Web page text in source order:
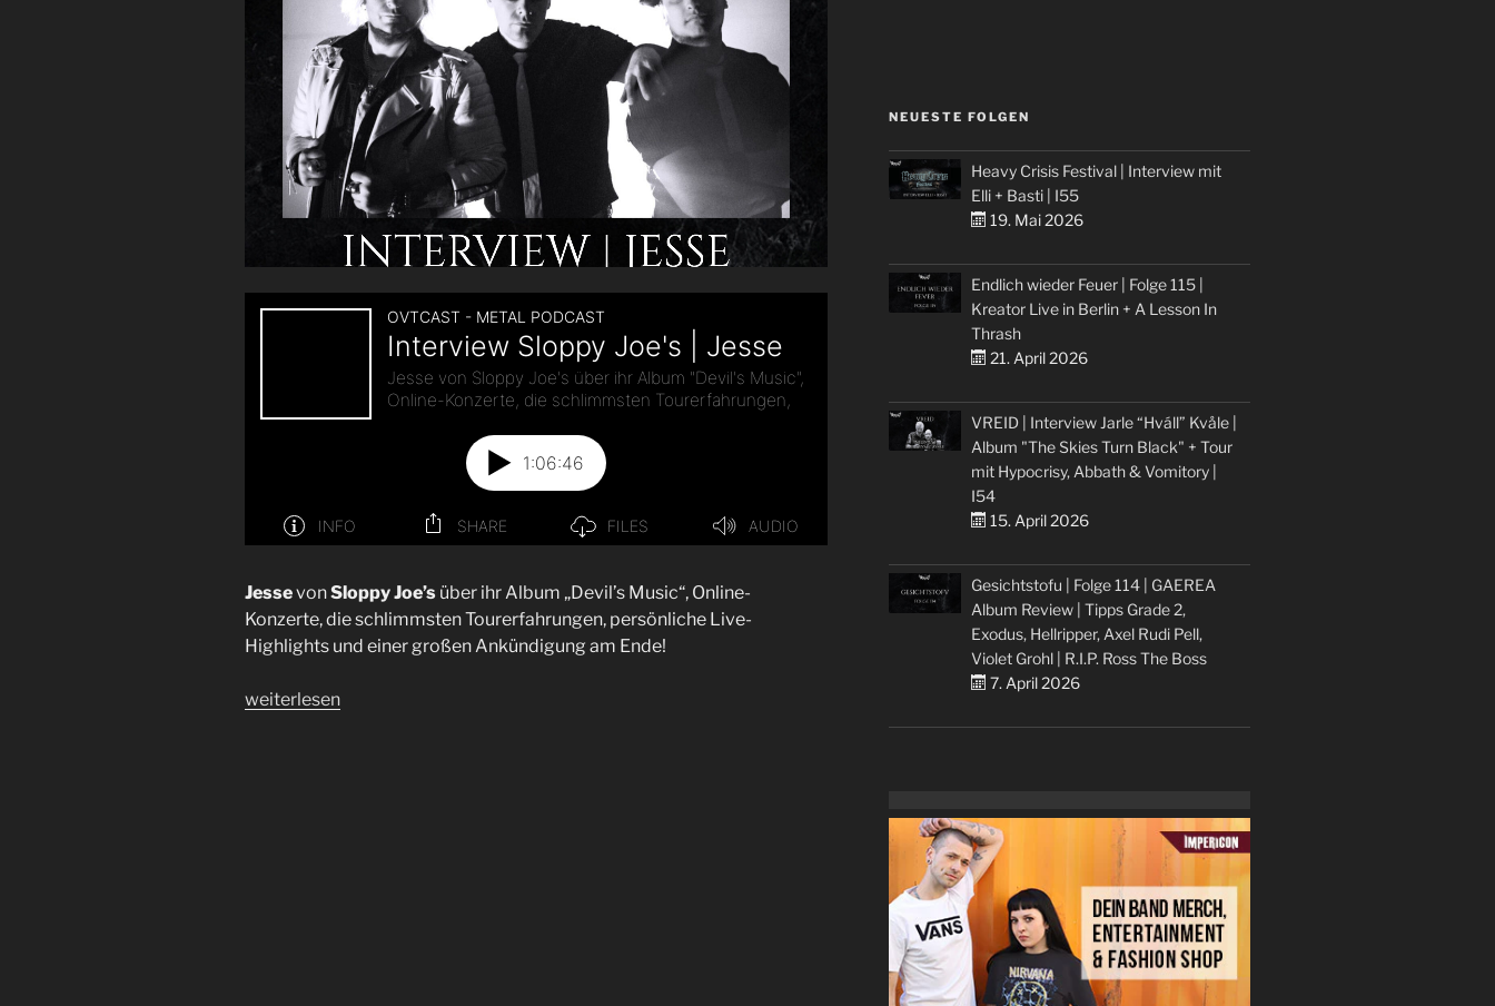
JessevonSloppy Joe’s über ihr Album „Devil’s Music“, Online-
Konzerte, die schlimmsten Tourerfahrungen, persönliche Live-
Highlights und einer großen Ankündigung am Ende!
„Interview
weiterlesen
NEUESTE FOLGEN
Heavy Crisis Festival | Interview mit
Elli + Basti | I55
19. Mai 2026
Endlich wieder Feuer | Folge 115 |
Kreator Live in Berlin + A Lesson In
Thrash
21. April 2026
VREID | Interview Jarle “Hváll” Kvåle |
Album "The Skies Turn Black" + Tour
mit Hypocrisy, Abbath & Vomitory |
I54
15. April 2026
Gesichtstofu | Folge 114 | GAEREA
Album Review | Tipps Grade 2,
Exodus, Hellripper, Axel Rudi Pell,
Violet Grohl | R.I.P. Ross The Boss
7. April 2026